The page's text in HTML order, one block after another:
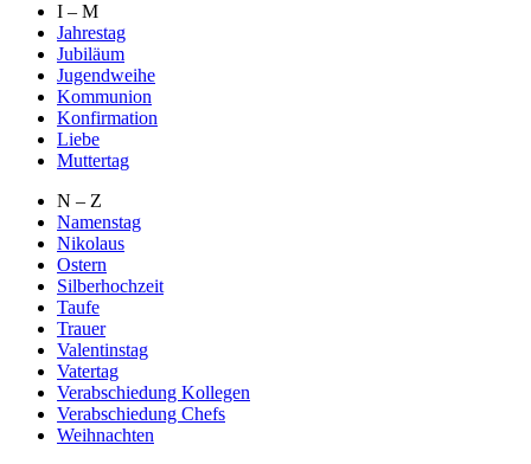
I – M
Jahrestag
Jubiläum
Jugendweihe
Kommunion
Konfirmation
Liebe
Muttertag
N – Z
Namenstag
Nikolaus
Ostern
Silberhochzeit
Taufe
Trauer
Valentinstag
Vatertag
Verabschiedung Kollegen
Verabschiedung Chefs
Weihnachten